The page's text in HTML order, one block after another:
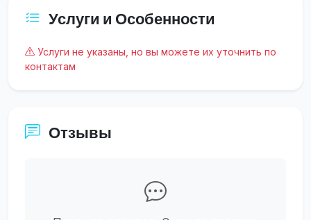
Услуги и Особенности
Услуги не указаны, но вы можете их уточнить по
контактам
Отзывы